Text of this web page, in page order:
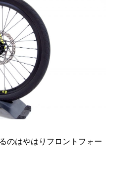
のはやはりフロントフォー